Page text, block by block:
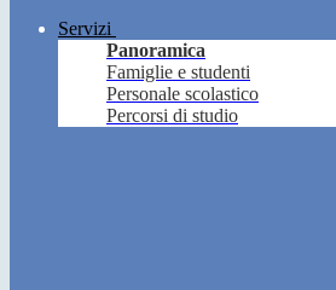
Servizi
Panoramica
Famiglie e studenti
Personale scolastico
Percorsi di studio